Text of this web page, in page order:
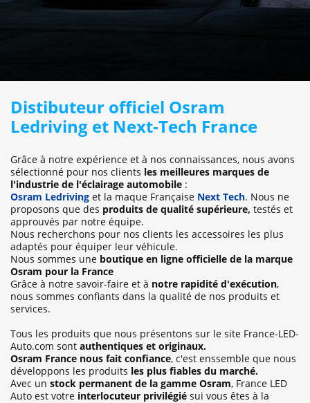
Distibuteur officiel Osram
Ledriving et Next-Tech France
Grâce à notre expérience et à nos connaissances, nous avons
sélectionné pour nos clients les meilleures marques de
l'industrie de l'éclairage automobile :
Osram Ledriving et la maque Française Next Tech. Nous ne
proposons que des produits de qualité supérieure, testés et
approuvés par notre équipe.
Nous recherchons pour nos clients les accessoires les plus
adaptés pour équiper leur véhicule.
Nous sommes une boutique en ligne officielle de la marque
Osram pour la France
Grâce à notre savoir-faire et à notre rapidité d'exécution,
nous sommes confiants dans la qualité de nos produits et
services.
Tous les produits que nous présentons sur le site France-LED-
Auto.com sont authentiques et originaux.
Osram France nous fait confiance, c'est enssemble que nous
développons les produits les plus fiables du marché.
Avec un stock permanent de la gamme Osram, France LED
Auto est votre interlocuteur privilégié sui vous êtes à la